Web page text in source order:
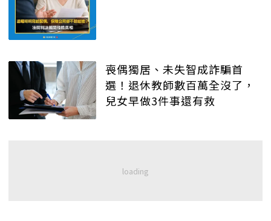
喪偶獨居、未失智成詐騙首
選！退休教師數百萬全沒了，
兒女早做3件事還有救